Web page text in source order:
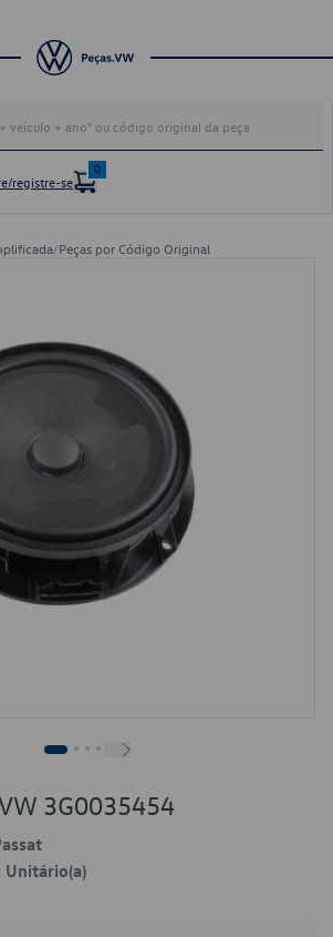
registre-se
0
/Peças por Código Original
3G0035454
Unitário(a)